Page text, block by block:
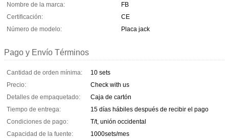
Nombre de la marca:
FB
Certificación:
CE
Número de modelo:
Placa jack
Pago y Envío Términos
Cantidad de orden mínima:
10 sets
Precio:
Check with us
Detalles de empaquetado:
Caja de cartón
Tiempo de entrega:
15 días hábiles después de recibir el pago
Condiciones de pago:
T/t, unión occidental
Capacidad de la fuente:
1000sets/mes